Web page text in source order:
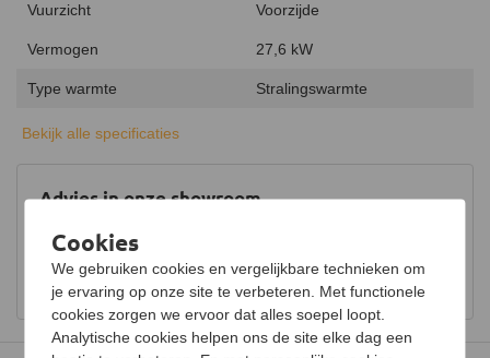
Advies in onze showroom
houtkachels.
Bekijk showroom en maak een afspraak
Vuurzicht Voorzijde
Vermogen 27,6 kW
Type warmte Stralingswarmte
Energielabel
Hout opbergruimte
Luchtregelaar Ja, onder
Aansluiting Bovenaansluiting
Bekijk alle specificaties
Cookies
We gebruiken cookies en vergelijkbare technieken om
je ervaring op onze site te verbeteren. Met functionele
cookies zorgen we ervoor dat alles soepel loopt.
Analytische cookies helpen ons de site elke dag een